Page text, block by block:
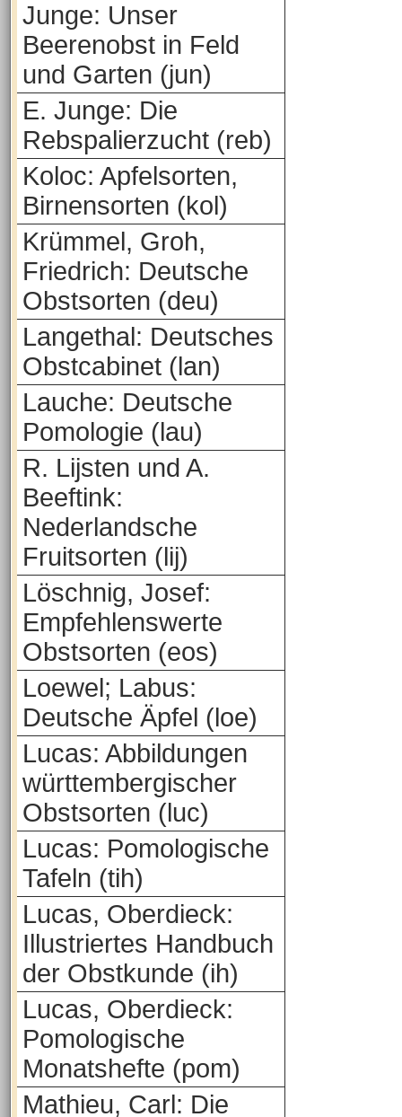
Junge: Unser
Beerenobst in Feld
und Garten (jun)
E. Junge: Die
Rebspalierzucht (reb)
Koloc: Apfelsorten,
Birnensorten (kol)
Krümmel, Groh,
Friedrich: Deutsche
Obstsorten (deu)
Langethal: Deutsches
Obstcabinet (lan)
Lauche: Deutsche
Pomologie (lau)
R. Lijsten und A.
Beeftink:
Nederlandsche
Fruitsorten (lij)
Löschnig, Josef:
Empfehlenswerte
Obstsorten (eos)
Loewel; Labus:
Deutsche Äpfel (loe)
Lucas: Abbildungen
württembergischer
Obstsorten (luc)
Lucas: Pomologische
Tafeln (tih)
Lucas, Oberdieck:
Illustriertes Handbuch
der Obstkunde (ih)
Lucas, Oberdieck:
Pomologische
Monatshefte (pom)
Mathieu, Carl: Die